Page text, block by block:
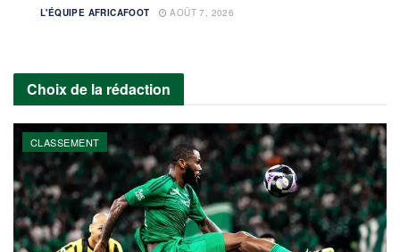
L'ÉQUIPE AFRICAFOOT AOÛT 7, 2026
Choix de la rédaction
CLASSEMENT